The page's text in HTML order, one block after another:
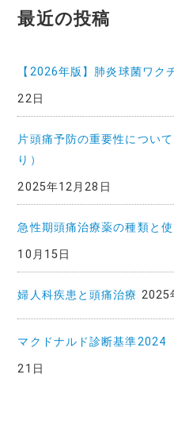
記
事
覧
最近の投稿
【2026年版】肺炎球菌ワク
22日
片頭痛予防の重要性につい
り）
2025年12月28日
急性期頭痛治療薬の種類と
10月15日
婦人科疾患と頭痛治療 2025
マクドナルド診断基準2024
21日